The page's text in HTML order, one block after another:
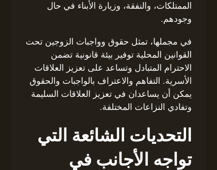
الممتلكات، والنفقة، وزيارة الأبناء في حال
وجودهم.
في مجملها، تمثل حقوق وواجبات الزوجين تحت
القوانين المحلية توفير بيئة قانونية تضمن
الاحترام المتبادل وتساعد على تعزيز العلاقات
الأسرية. التفاهم والاعتراف بالواجبات والحقوق
يمكن أن يساعدان في تعزيز العلاقات السليمة
وتفادي النزاعات المختلفة.
التحديات الشائعة التي
تواجه الأجانب في